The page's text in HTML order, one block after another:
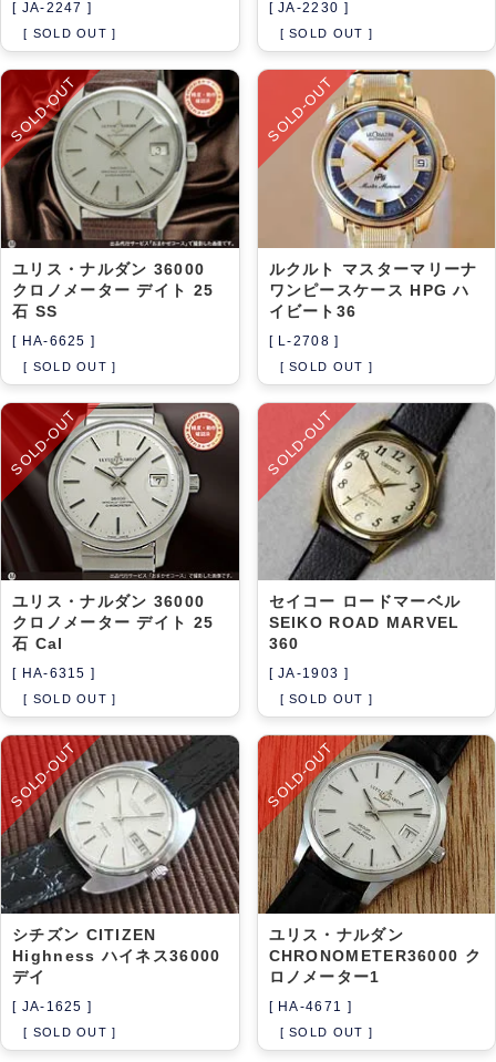
[ JA-2247 ]
[ SOLD OUT ]
[ JA-2230 ]
[ SOLD OUT ]
SOLD-OUT
ユリス・ナルダン 36000
クロノメーター デイト 25
石 SS
[ HA-6625 ]
[ SOLD OUT ]
SOLD-OUT
ルクルト マスターマリーナ
ワンピースケース HPG ハ
イビート36
[ L-2708 ]
[ SOLD OUT ]
SOLD-OUT
ユリス・ナルダン 36000
クロノメーター デイト 25
石 Cal
[ HA-6315 ]
[ SOLD OUT ]
SOLD-OUT
セイコー ロードマーベル
SEIKO ROAD MARVEL
360
[ JA-1903 ]
[ SOLD OUT ]
SOLD-OUT
シチズン CITIZEN
Highness ハイネス36000
デイ
[ JA-1625 ]
[ SOLD OUT ]
SOLD-OUT
ユリス・ナルダン
CHRONOMETER36000 ク
ロノメーター1
[ HA-4671 ]
[ SOLD OUT ]